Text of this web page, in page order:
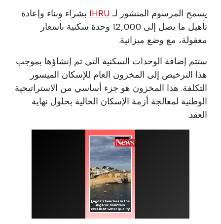
يسمح المرسوم المنشور لـ IHRU بشراء وبناء وإعادة
تأهيل ما يصل إلى 12,000 وحدة سكنية بأسعار
معقولة، مع وضع ميزانية.
ستتم إضافة الوحدات السكنية التي تم إنشاؤها بموجب
هذا الترخيص إلى المخزون العام للإسكان الميسور
التكلفة. هذا المخزون هو جزء أساسي من الاستراتيجية
الوطنية لمعالجة أزمة الإسكان الحالية بحلول نهاية
العقد.